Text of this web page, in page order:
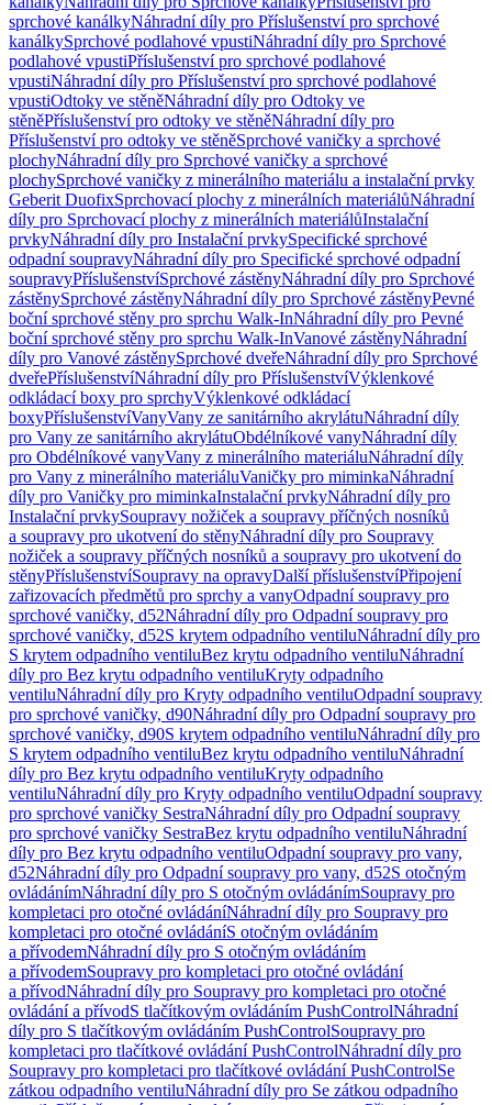
sprchové kanálkyNáhradní díly pro Příslušenství pro sprchové
kanálkySprchové podlahové vpustiNáhradní díly pro Sprchové
podlahové vpustiPříslušenství pro sprchové podlahové
vpustiNáhradní díly pro Příslušenství pro sprchové podlahové
vpustiOdtoky ve stěněNáhradní díly pro Odtoky ve
stěněPříslušenství pro odtoky ve stěněNáhradní díly pro
Příslušenství pro odtoky ve stěněSprchové vaničky a sprchové
plochyNáhradní díly pro Sprchové vaničky a sprchové
plochySprchové vaničky z minerálního materiálu a instalační prvky
Geberit DuofixSprchovací plochy z minerálních materiálůNáhradní
díly pro Sprchovací plochy z minerálních materiálůInstalační
prvkyNáhradní díly pro Instalační prvkySpecifické sprchové
odpadní soupravyNáhradní díly pro Specifické sprchové odpadní
soupravyPříslušenstvíSprchové zástěnyNáhradní díly pro Sprchové
zástěnySprchové zástěnyNáhradní díly pro Sprchové zástěnyPevné
boční sprchové stěny pro sprchu Walk-InNáhradní díly pro Pevné
boční sprchové stěny pro sprchu Walk-InVanové zástěnyNáhradní
díly pro Vanové zástěnySprchové dveřeNáhradní díly pro Sprchové
dveřePříslušenstvíNáhradní díly pro PříslušenstvíVýklenkové
odkládací boxy pro sprchyVýklenkové odkládací
boxyPříslušenstvíVanyVany ze sanitárního akrylátuNáhradní díly
pro Vany ze sanitárního akrylátuObdélníkové vanyNáhradní díly
pro Obdélníkové vanyVany z minerálního materiáluNáhradní díly
pro Vany z minerálního materiáluVaničky pro miminkaNáhradní
díly pro Vaničky pro miminkaInstalační prvkyNáhradní díly pro
Instalační prvkySoupravy nožiček a soupravy příčných nosníků
a soupravy pro ukotvení do stěnyNáhradní díly pro Soupravy
nožiček a soupravy příčných nosníků a soupravy pro ukotvení do
stěnyPříslušenstvíSoupravy na opravyDalší příslušenstvíPřipojení
zařizovacích předmětů pro sprchy a vanyOdpadní soupravy pro
sprchové vaničky, d52Náhradní díly pro Odpadní soupravy pro
sprchové vaničky, d52S krytem odpadního ventiluNáhradní díly pro
S krytem odpadního ventiluBez krytu odpadního ventiluNáhradní
díly pro Bez krytu odpadního ventiluKryty odpadního
ventiluNáhradní díly pro Kryty odpadního ventiluOdpadní soupravy
pro sprchové vaničky, d90Náhradní díly pro Odpadní soupravy pro
sprchové vaničky, d90S krytem odpadního ventiluNáhradní díly pro
S krytem odpadního ventiluBez krytu odpadního ventiluNáhradní
díly pro Bez krytu odpadního ventiluKryty odpadního
ventiluNáhradní díly pro Kryty odpadního ventiluOdpadní soupravy
pro sprchové vaničky SestraNáhradní díly pro Odpadní soupravy
pro sprchové vaničky SestraBez krytu odpadního ventiluNáhradní
díly pro Bez krytu odpadního ventiluOdpadní soupravy pro vany,
d52Náhradní díly pro Odpadní soupravy pro vany, d52S otočným
ovládánímNáhradní díly pro S otočným ovládánímSoupravy pro
kompletaci pro otočné ovládáníNáhradní díly pro Soupravy pro
kompletaci pro otočné ovládáníS otočným ovládáním
a přívodemNáhradní díly pro S otočným ovládáním
a přívodemSoupravy pro kompletaci pro otočné ovládání
a přívodNáhradní díly pro Soupravy pro kompletaci pro otočné
ovládání a přívodS tlačítkovým ovládáním PushControlNáhradní
díly pro S tlačítkovým ovládáním PushControlSoupravy pro
kompletaci pro tlačítkové ovládání PushControlNáhradní díly pro
Soupravy pro kompletaci pro tlačítkové ovládání PushControlSe
zátkou odpadního ventiluNáhradní díly pro Se zátkou odpadního